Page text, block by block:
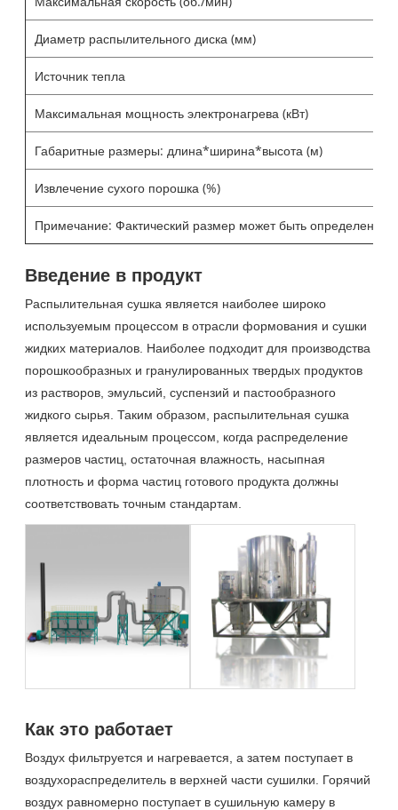
Диаметр распылительного диска (мм)
Источник тепла
Максимальная мощность электронагрева (кВт)
Габаритные размеры: длина*ширина*высота (м)
Извлечение сухого порошка (%)
Примечание: Фактический размер может быть определен в
Введение в продукт
Распылительная сушка является наиболее широко
используемым процессом в отрасли формования и сушки
жидких материалов. Наиболее подходит для производства
порошкообразных и гранулированных твердых продуктов
из растворов, эмульсий, суспензий и пастообразного
жидкого сырья. Таким образом, распылительная сушка
является идеальным процессом, когда распределение
размеров частиц, остаточная влажность, насыпная
плотность и форма частиц готового продукта должны
соответствовать точным стандартам.
Как это работает
Воздух фильтруется и нагревается, а затем поступает в
воздухораспределитель в верхней части сушилки. Горячий
воздух равномерно поступает в сушильную камеру в